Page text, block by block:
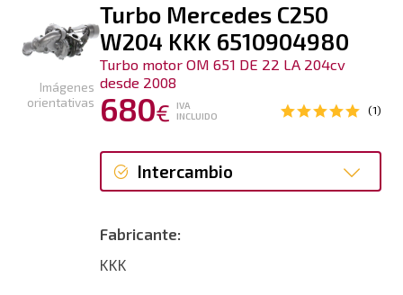
Turbo Mercedes C250
W204 KKK 6510904980
Turbo motor OM 651 DE 22 LA 204cv
desde 2008
680€
IVA
INCLUIDO
(1)
Intercambio
Fabricante:
KKK
Imágenes
orientativas